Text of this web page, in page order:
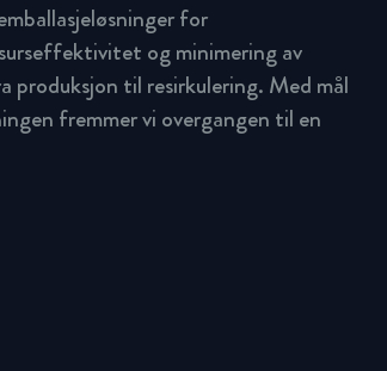
for
og minimering av
produksjon til resirkulering. Med mål
fremmer vi overgangen til en